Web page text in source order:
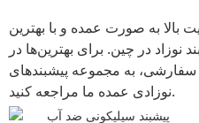
بالا به صورت عمده و با بهترین
نوزاد در چین. برای بهترین‌ها در
به مجموعه پیشبندهای
نوزادی عمده ما مراجعه کنید.